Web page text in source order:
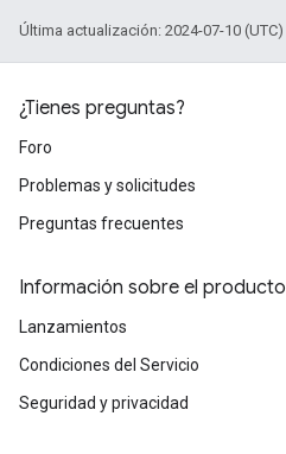
Última actualización: 2024-07-10 (UTC)
¿Tienes preguntas?
Foro
Problemas y solicitudes
Preguntas frecuentes
Información sobre el producto
Lanzamientos
Condiciones del Servicio
Seguridad y privacidad